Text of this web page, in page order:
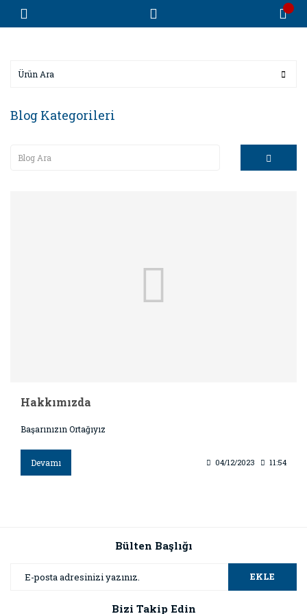
Blog Kategorileri
Hakkımızda
Başarınızın Ortağıyız
Devamı 04/12/2023 11:54
Bülten Başlığı
EKLE
Bizi Takip Edin